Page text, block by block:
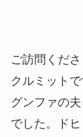
ご訪問くだ
クルミットで
グンファの
でした。ド